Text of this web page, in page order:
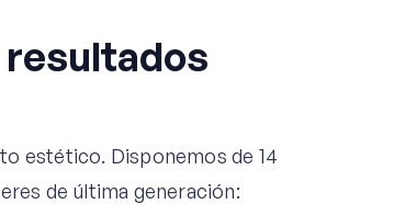
resultados
estético. Disponemos de 14
de última generación: